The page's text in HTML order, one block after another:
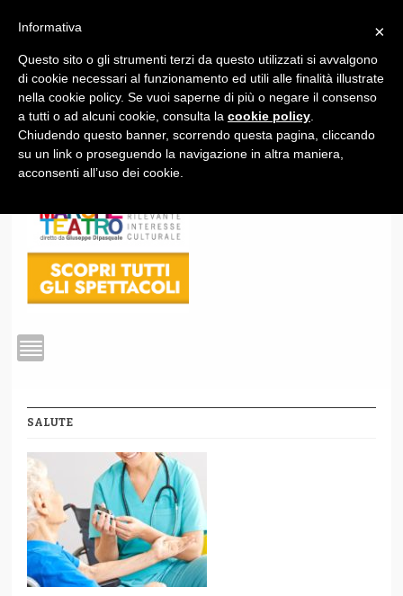
1
SALUTE
×
Informativa
Questo sito o gli strumenti terzi da questo utilizzati si avvalgono
di cookie necessari al funzionamento ed utili alle finalità illustrate
nella cookie policy. Se vuoi saperne di più o negare il consenso
a tutti o ad alcuni cookie, consulta la cookie policy
Chiudendo questo banner, scorrendo questa pagina, cliccando
su un link o proseguendo la navigazione in altra maniera,
acconsenti all’uso dei cookie.